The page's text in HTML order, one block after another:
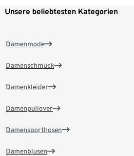
Unsere beliebtesten Kategorien
Damenmode
Damenschmuck
Damenkleider
Damenpullover
Damensporthosen
Damenblusen